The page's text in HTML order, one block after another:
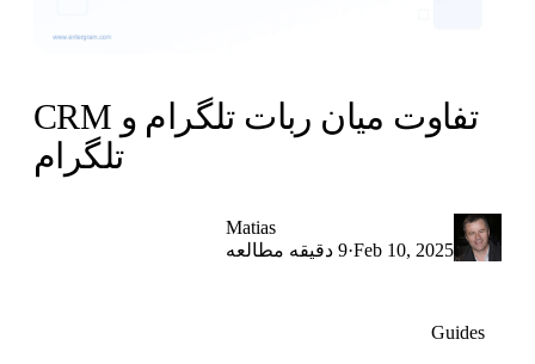
تفاوت میان ربات تلگرام و CRM
تلگرام
Matias
Feb 10, 2025
· 9 دقیقه مطالعه
Guides